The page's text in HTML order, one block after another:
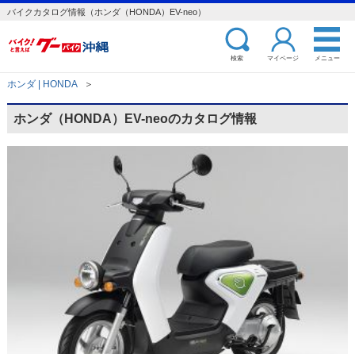
バイクカタログ情報（ホンダ（HONDA）EV-neo）
検索 マイページ メニュー
ホンダ | HONDA ＞
ホンダ（HONDA）EV-neoのカタログ情報